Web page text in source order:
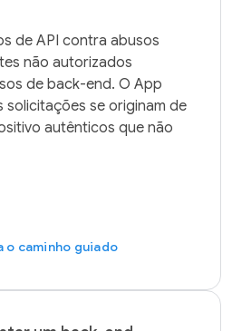
de API contra abusos
não autorizados
de back-end. O App
solicitações se originam de
autênticos que não
o caminho guiado